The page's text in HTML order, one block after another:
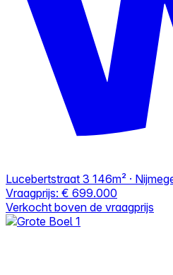
Lucebertstraat 3 146m² ·
Vraagprijs: € 699.000
Verkocht boven de vraagprijs